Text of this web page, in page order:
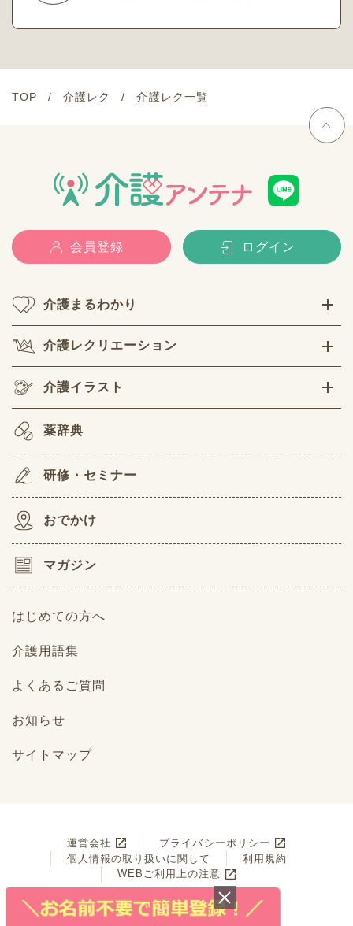
TOP 介護レク 介護レク一覧
会員登録 ログイン
介護まるわかり
介護レクリエーション
介護イラスト
薬辞典
研修・セミナー
おでかけ
マガジン
はじめての方へ
介護用語集
よくあるご質問
お知らせ
サイトマップ
運営会社
プライバシーポリシー
個人情報の取り扱いに関して
利用規約
WEBご利用上の注意